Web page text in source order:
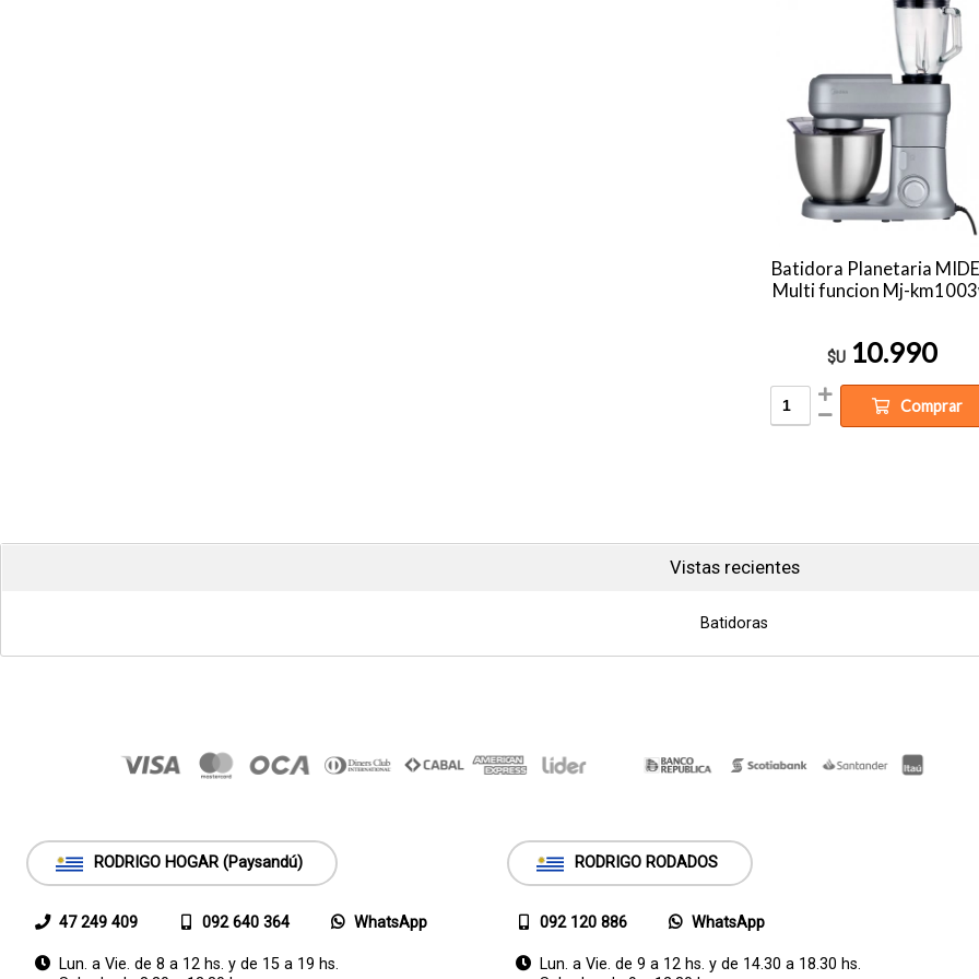
Batidora Planetaria
Multi funcion Mj-
$U 10.990
Comprar
Vistas recientes
Batidoras
RODRIGO HOGAR (Paysandú)
47 249 409 092 640 364 WhatsApp
Lun. a Vie. de 8 a 12 hs. y de 15 a 19 hs.
RODRIGO RODADOS
092 120 886 WhatsApp
Lun. a Vie. de 9 a 12 hs. y de 14.30 a 18.30 hs.